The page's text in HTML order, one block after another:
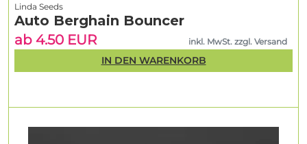
Linda Seeds
Auto Berghain Bouncer
ab 4.50 EUR
inkl. MwSt. zzgl. Versand
IN DEN WARENKORB